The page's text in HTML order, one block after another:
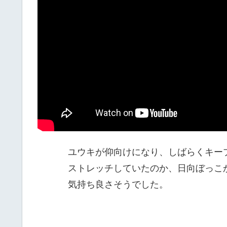
ユウキが仰向けになり、しばらくキー
ストレッチしていたのか、日向ぼっこ
気持ち良さそうでした。